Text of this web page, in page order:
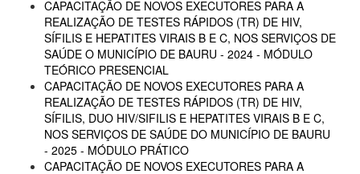
CAPACITAÇÃO DE NOVOS EXECUTORES PARA A
REALIZAÇÃO DE TESTES RÁPIDOS (TR) DE HIV,
SÍFILIS E HEPATITES VIRAIS B E C, NOS SERVIÇOS DE
SAÚDE O MUNICÍPIO DE BAURU - 2024 - MÓDULO
TEÓRICO PRESENCIAL
CAPACITAÇÃO DE NOVOS EXECUTORES PARA A
REALIZAÇÃO DE TESTES RÁPIDOS (TR) DE HIV,
SÍFILIS, DUO HIV/SIFILIS E HEPATITES VIRAIS B E C,
NOS SERVIÇOS DE SAÚDE DO MUNICÍPIO DE BAURU
- 2025 - MÓDULO PRÁTICO
CAPACITAÇÃO DE NOVOS EXECUTORES PARA A